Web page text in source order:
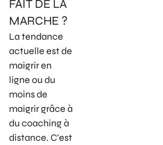
FAIT DE LA
MARCHE ?
La tendance
actuelle est de
maigrir en
ligne ou du
moins de
maigrir grâce à
du coaching à
distance. C’est